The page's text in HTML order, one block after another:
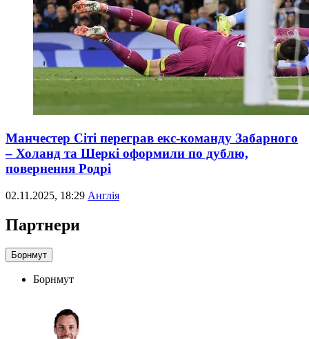
Манчестер Сіті переграв екс-команду Забарного
– Холанд та Шеркі оформили по дублю,
повернення Родрі
02.11.2025, 18:29 Англія
Партнери
Борнмут
Борнмут